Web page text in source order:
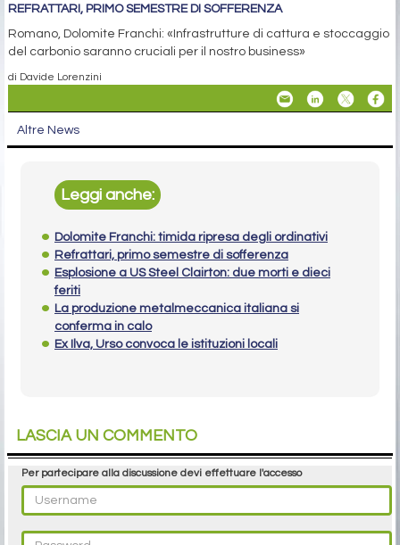
REFRATTARI, PRIMO SEMESTRE DI SOFFERENZA
Romano, Dolomite Franchi: «Infrastrutture di cattura e stoccaggio
del carbonio saranno cruciali per il nostro business»
di Davide Lorenzini
Altre News
Leggi anche:
Dolomite Franchi: timida ripresa degli ordinativi
Refrattari, primo semestre di sofferenza
Esplosione a US Steel Clairton: due morti e dieci
feriti
La produzione metalmeccanica italiana si
conferma in calo
Ex Ilva, Urso convoca le istituzioni locali
LASCIA UN COMMENTO
Per partecipare alla discussione devi effettuare l'accesso